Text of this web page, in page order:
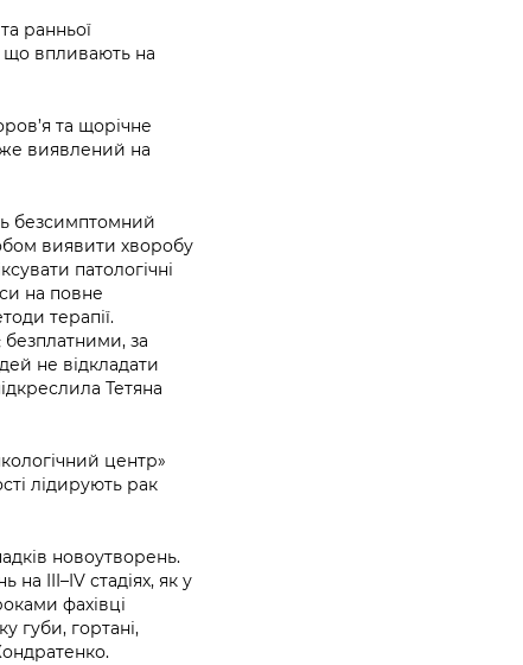
ранньої
що впливають на
та щорічне
виявлений на
безсимптомний
виявити хворобу
патологічні
на повне
терапії.
за
не відкладати
Тетяна
центр»
лідирують рак
новоутворень.
на III–IV стадіях, як у
фахівці
губи, гортані,